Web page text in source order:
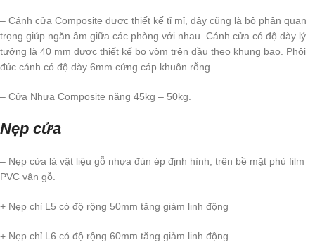
– Cánh cửa Composite được thiết kế tỉ mỉ, đây cũng là bộ phận quan
trọng giúp ngăn âm giữa các phòng với nhau. Cánh cửa có độ dày lý
tưởng là 40 mm được thiết kế bo vòm trên đầu theo khung bao. Phôi
đúc cánh có độ dày 6mm cứng cáp khuôn rỗng.
– Cửa Nhựa Composite nặng 45kg – 50kg.
Nẹp cửa
– Nẹp cửa là vật liệu gỗ nhựa đùn ép định hình, trên bề mặt phủ film
PVC vân gỗ.
+ Nẹp chỉ L5 có độ rộng 50mm tăng giảm linh động
+ Nẹp chỉ L6 có độ rộng 60mm tăng giảm linh động.